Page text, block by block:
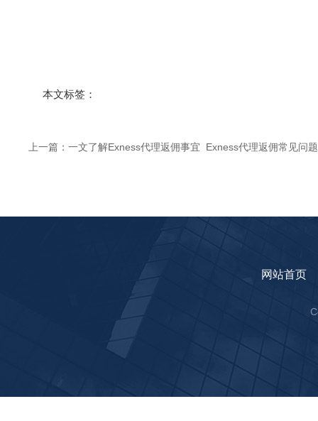
本文标签：
上一篇： 一文了解Exness代理返佣事宜_Exness代理返佣常见问
网站首页